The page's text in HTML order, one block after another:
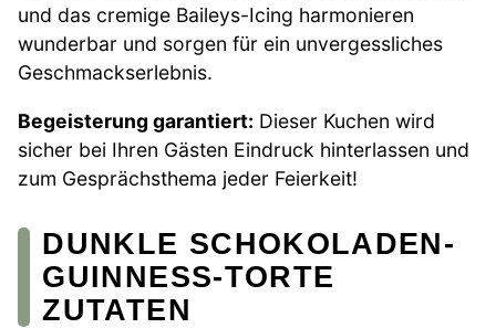
und das cremige Baileys-Icing harmonieren
wunderbar und sorgen für ein unvergessliches
Geschmackserlebnis.
Begeisterung garantiert: Dieser Kuchen wird
sicher bei Ihren Gästen Eindruck hinterlassen und
zum Gesprächsthema jeder Feierkeit!
DUNKLE SCHOKOLADEN-
GUINNESS-TORTE
ZUTATEN